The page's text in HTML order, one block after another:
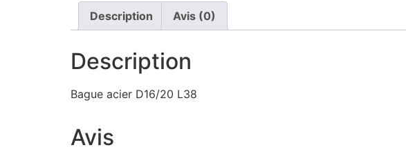
Description Avis (0)
Description
Bague acier D16/20 L38
Avis